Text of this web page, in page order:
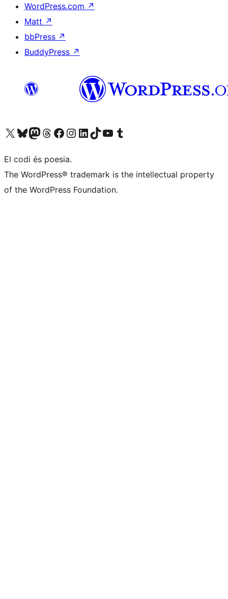
WordPress.com ↗
Matt ↗
bbPress ↗
BuddyPress ↗
Visiteu el nostre compte X (abans Twitter)
Visiteu el nostre compte de Bluesky
Visiteu el nostre compte al Mastodon
Visiteu el nostre compte de Threads
Visiteu la nostra pàgina al Facebook
Visiteu el nostre compte d'Instagram
Visiteu el nostre compte de LinkedIn
Visiteu el nostre compte de TikTok
Visiteu el nostre canal al YouTube
Visiteu el nostre compte de Tumblr
El codi és poesia.
The WordPress® trademark is the intellectual property
of the WordPress Foundation.